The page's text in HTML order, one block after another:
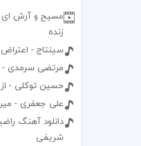
مسیح و آرش ای
زنده
سینتاج - اعتراض
مرتضی سرمدی -
حسین توکلی -
علی جعفری -
دانلود آهنگ
شریفی